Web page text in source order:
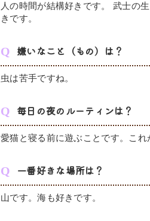
人の時間が結構好きです。 武士の
きです。
嫌いなこと（もの）は？
虫は苦手ですね。
毎日の夜のルーティンは？
愛猫と寝る前に遊ぶことです。こ
一番好きな場所は？
山です。海も好きです。